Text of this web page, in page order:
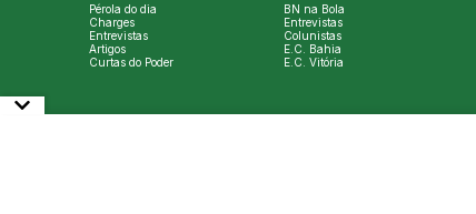
Pérola do dia
Charges
Entrevistas
Artigos
Curtas do Poder
BN na Bola
Entrevistas
Colunistas
E.C. Bahia
E.C. Vitória